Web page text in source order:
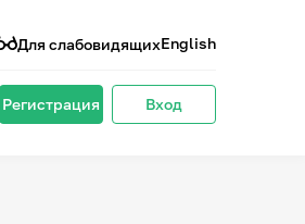
Для слабовидящихEnglish
Регистрация Вход